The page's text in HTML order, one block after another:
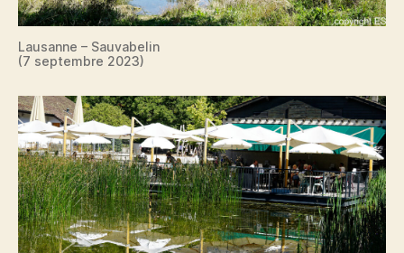
Lausanne – Sauvabelin
(7 septembre 2023)